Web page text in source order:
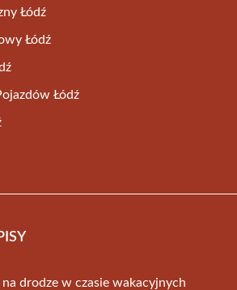
Łódź
Łódź
Łódź
drodze w czasie wakacyjnych